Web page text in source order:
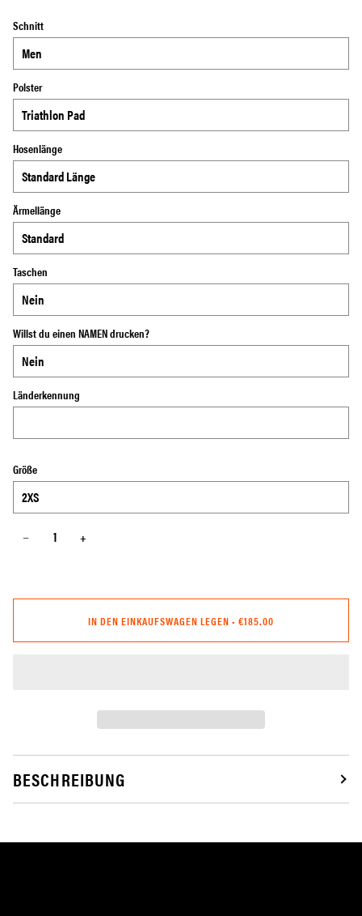
Schnitt
Polster
Hosenlänge
Ärmellänge
Taschen
Willst du einen NAMEN drucken?
Länderkennung
Größe
− +
IN DEN EINKAUFSWAGEN LEGEN • €185.00
BESCHREIBUNG